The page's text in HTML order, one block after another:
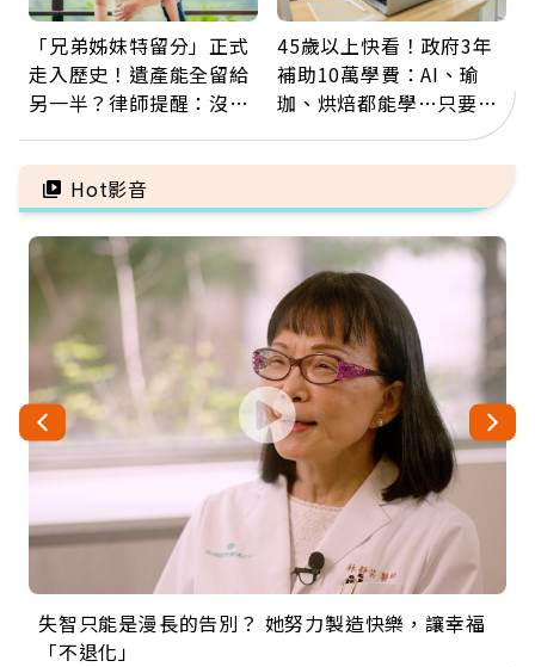
「兄弟姊妹特留分」正式
走入歷史！遺產能全留給
另一半？律師提醒：沒做
45歲以上快看！政府3年
補助10萬學費：AI、瑜
珈、烘焙都能學…只要願
Hot影音
失智只能是漫長的告別？ 她努力製造快樂，讓幸福
「不退化」
來自剛果的巧克力神父 為台灣奉獻36年 「台灣是我
的家，我連作夢都講台語！」
63歲卸矽谷副總、搬回台灣找快樂！「蛋黃哥小
丑」走進安養院，逗樂上萬爺奶：退休後才開始真
104歲打破金氏世界紀錄 成為全球最年長羽球選
手，分享長壽的秘密原來是「這個」
事業巔峰他選擇追夢…黑手阿伯拉小提琴還登上小
巨蛋！連CNN都大讚！